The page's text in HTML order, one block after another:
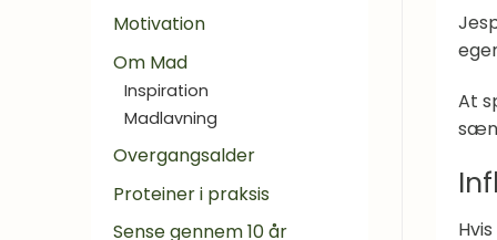
Motivation
Om Mad
Inspiration
Madlavning
Overgangsalder
Proteiner i praksis
Sense gennem 10 år
At